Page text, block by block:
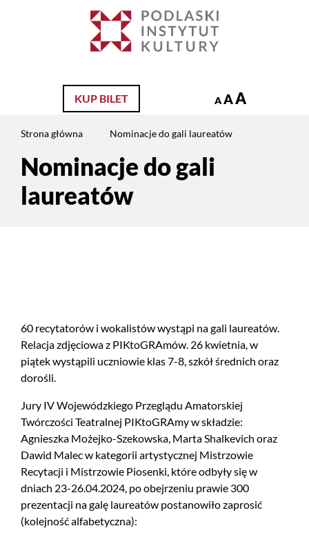
KUP BILET A AA
Strona główna Nominacje do gali laureatów
Treść
stronyNominacje do gali
laureatów
60 recytatorów i wokalistów wystąpi na gali laureatów.
Relacja zdjęciowa z PIKtoGRAmów. 26 kwietnia, w
piątek wystąpili uczniowie klas 7-8, szkół średnich oraz
dorośli.
Jury IV Wojewódzkiego Przeglądu Amatorskiej
Twórczości Teatralnej PIKtoGRAmy w składzie:
Agnieszka Możejko-Szekowska, Marta Shalkevich oraz
Dawid Malec w kategorii artystycznej Mistrzowie
Recytacji i Mistrzowie Piosenki, które odbyły się w
dniach 23-26.04.2024, po obejrzeniu prawie 300
prezentacji na galę laureatów postanowiło zaprosić
(kolejność alfabetyczna):